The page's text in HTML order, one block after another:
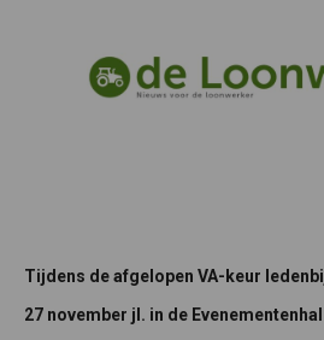
Tijdens de afgelopen VA-keur
27 november jl. in de